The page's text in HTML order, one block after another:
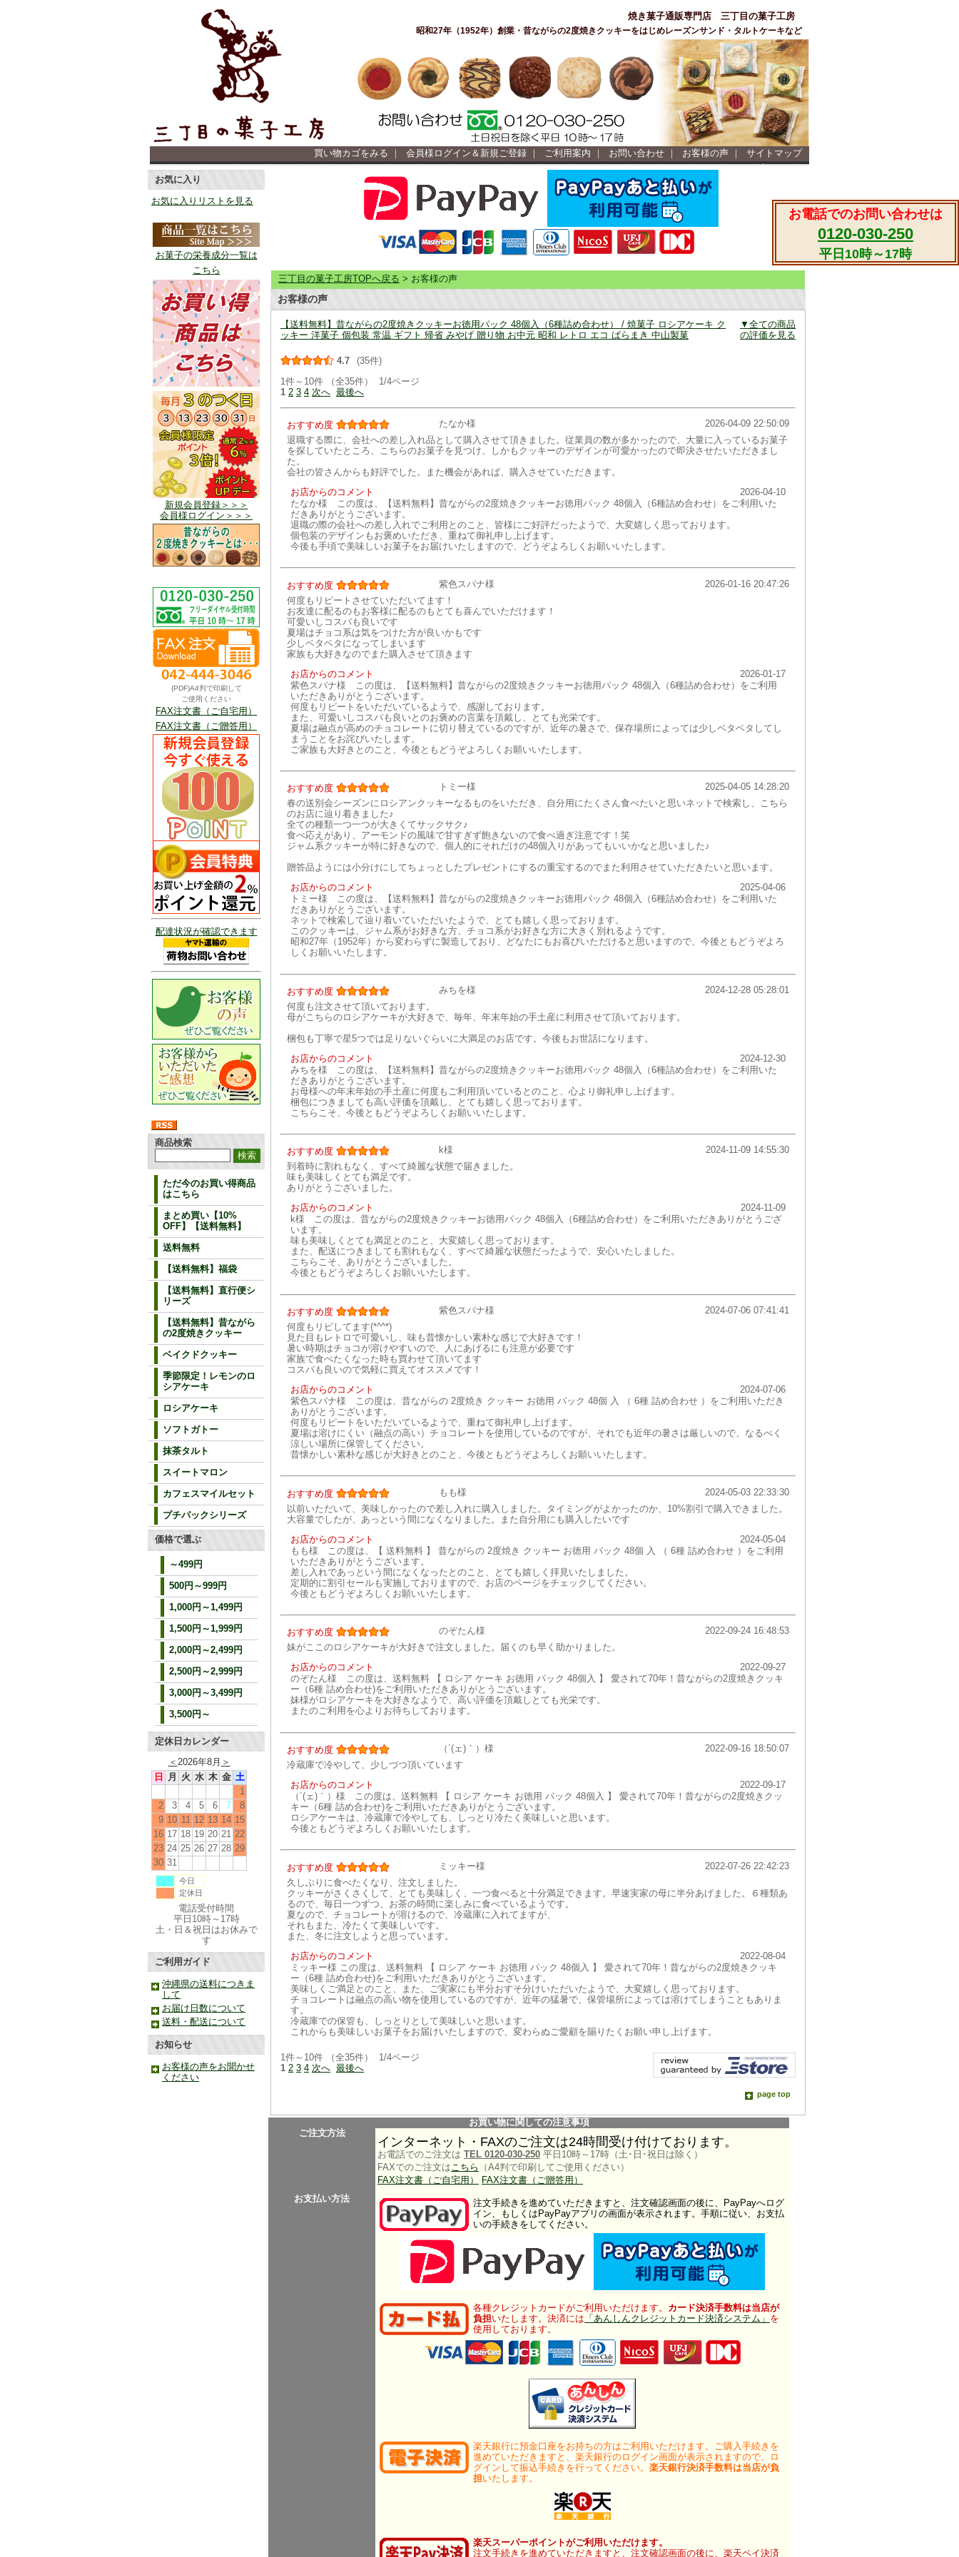
焼き菓子通販専門店 三丁目の菓子工房
昭和27年（1952年）創業・昔ながらの2度焼きクッキーをはじめレーズンサンド・タルトケーキなど
買い物カゴをみる 会員様ログイン＆新規ご登録 ご利用案内 お問い合わせ お客様の声 サイトマップ
お気に入り
お気に入りリストを見る
お菓子の栄養成分一覧は
こちら
新規会員登録＞＞＞
会員様ログイン＞＞＞
(PDF)A4判で印刷して
ご使用ください
FAX注文書（ご自宅用）
FAX注文書（ご贈答用）
配達状況が確認できます
商品検索
ただ今のお買い得商品
はこちら
まとめ買い【10%
OFF】【送料無料】
送料無料
【送料無料】福袋
【送料無料】直行便シ
リーズ
【送料無料】昔ながら
の2度焼きクッキー
ベイクドクッキー
季節限定！レモンのロ
シアケーキ
ロシアケーキ
ソフトガトー
抹茶タルト
スイートマロン
カフェスマイルセット
プチパックシリーズ
価格で選ぶ
～499円
500円～999円
1,000円～1,499円
1,500円～1,999円
2,000円～2,499円
2,500円～2,999円
3,000円～3,499円
3,500円～
定休日カレンダー
＜ 2026年8月 ＞
日
月 火 水 木 金 土
1
2
3 4 5 6 7
8
9 10 11 12 13 14 15
16 17 18 19 20 21 22
23 24 25 26 27 28 29
30 31
今日
定休日
電話受付時間
平日10時～17時
土・日＆祝日はお休みで
す
ご利用ガイド
沖縄県の送料につきま
して
お届け日数について
送料・配送について
お知らせ
お客様の声をお聞かせ
ください
お電話でのお問い合わせは
0120-030-250
平日10時～17時
三丁目の菓子工房TOPへ戻る > お客様の声
お客様の声
【送料無料】昔ながらの2度焼きクッキーお徳用パック 48個入（6種詰め合わせ） / 焼菓子 ロシアケーキ ク
ッキー 洋菓子 個包装 常温 ギフト 帰省 みやげ 贈り物 お中元 昭和 レトロ エコ ばらまき 中山製菓
▼全ての商品
の評価を見る
4.7 (35件)
1件～10件 （全35件） 1/4ページ
1 2 3 4 次へ 最後へ
おすすめ度 たなか様
2026-04-09 22:50:09
退職する際に、会社への差し入れ品として購入させて頂きました。従業員の数が多かったので、大量に入っているお菓子
を探していたところ、こちらのお菓子を見つけ、しかもクッキーのデザインが可愛かったので即決させたいただきまし
た。
会社の皆さんからも好評でした。また機会があれば、購入させていただきます。
お店からのコメント
2026-04-10
たなか様 この度は、【送料無料】昔ながらの2度焼きクッキーお徳用パック 48個入（6種詰め合わせ）をご利用いた
だきありがとうございます。
退職の際の会社への差し入れでご利用とのこと、皆様にご好評だったようで、大変嬉しく思っております。
個包装のデザインもお褒めいただき、重ねて御礼申し上げます。
今後も手頃で美味しいお菓子をお届けいたしますので、どうぞよろしくお願いいたします。
おすすめ度 紫色スパナ様
2026-01-16 20:47:26
何度もリピートさせていただいてます！
お友達に配るのもお客様に配るのもとても喜んでいただけます！
可愛いしコスパも良いです
夏場はチョコ系は気をつけた方が良いかもです
少しベタベタになってしまいます
家族も大好きなのでまた購入させて頂きます
お店からのコメント
2026-01-17
紫色スパナ様 この度は、【送料無料】昔ながらの2度焼きクッキーお徳用パック 48個入（6種詰め合わせ）をご利用
いただきありがとうございます。
何度もリピートをいただいているようで、感謝しております。
また、可愛いしコスパも良いとのお褒めの言葉を頂戴し、とても光栄です。
夏場は融点が高めのチョコレートに切り替えているのですが、近年の暑さで、保存場所によっては少しベタベタしてし
まうことをお詫びいたします。
ご家族も大好きとのこと、今後ともどうぞよろしくお願いいたします。
おすすめ度 トミー様
2025-04-05 14:28:20
春の送別会シーズンにロシアンクッキーなるものをいただき、自分用にたくさん食べたいと思いネットで検索し、こちら
のお店に辿り着きました♪
全ての種類一つ一つが大きくてサックサク♪
食べ応えがあり、アーモンドの風味で甘すぎず飽きないので食べ過ぎ注意です！笑
ジャム系クッキーが特に好きなので、個人的にそれだけの48個入りがあってもいいかなと思いました♪
贈答品ようには小分けにしてちょっとしたプレゼントにするの重宝するのでまた利用させていただきたいと思います。
お店からのコメント
2025-04-06
トミー様 この度は、【送料無料】昔ながらの2度焼きクッキーお徳用パック 48個入（6種詰め合わせ）をご利用いた
だきありがとうございます。
ネットで検索して辿り着いていただいたようで、とても嬉しく思っております。
このクッキーは、ジャム系がお好きな方、チョコ系がお好きな方に大きく別れるようです。
昭和27年（1952年）から変わらずに製造しており、どなたにもお喜びいただけると思いますので、今後ともどうぞよろ
しくお願いいたします。
おすすめ度 みちを様
2024-12-28 05:28:01
何度も注文させて頂いております。
母がこちらのロシアケーキが大好きで、毎年、年末年始の手土産に利用させて頂いております。
梱包も丁寧で星5つでは足りないぐらいに大満足のお店です。今後もお世話になります。
お店からのコメント
2024-12-30
みちを様 この度は、【送料無料】昔ながらの2度焼きクッキーお徳用パック 48個入（6種詰め合わせ）をご利用いた
だきありがとうございます。
お母様への年末年始の手土産に何度もご利用頂いているとのこと、心より御礼申し上げます。
梱包につきましても高い評価を頂戴し、とても嬉しく思っております。
こちらこそ、今後ともどうぞよろしくお願いいたします。
おすすめ度 k様
2024-11-09 14:55:30
到着時に割れもなく、すべて綺麗な状態で届きました。
味も美味しくとても満足です。
ありがとうございました。
お店からのコメント
2024-11-09
k様 この度は、昔ながらの2度焼きクッキーお徳用パック 48個入（6種詰め合わせ）をご利用いただきありがとうござ
います。
味も美味しくとても満足とのこと、大変嬉しく思っております。
また、配送につきましても割れもなく、すべて綺麗な状態だったようで、安心いたしました。
こちらこそ、ありがとうございました。
今後ともどうぞよろしくお願いいたします。
おすすめ度 紫色スパナ様
2024-07-06 07:41:41
何度もリピしてます(*^^*)
見た目もレトロで可愛いし、味も昔懐かしい素朴な感じで大好きです！
暑い時期はチョコが溶けやすいので、人にあげるにも注意が必要です
家族で食べたくなった時も買わせて頂いてます
コスパも良いので気軽に買えてオススメです！
お店からのコメント
2024-07-06
紫色スパナ様 この度は、昔ながらの 2度焼き クッキー お徳用 パック 48個 入 （ 6種 詰め合わせ ）をご利用いただき
ありがとうございます。
何度もリピートをいただいているようで、重ねて御礼申し上げます。
夏場は溶けにくい（融点の高い）チョコレートを使用しているのですが、それでも近年の暑さは厳しいので、なるべく
涼しい場所に保管してください。
昔懐かしい素朴な感じが大好きとのこと、今後ともどうぞよろしくお願いいたします。
おすすめ度 もも様
2024-05-03 22:33:30
以前いただいて、美味しかったので差し入れに購入しました。タイミングがよかったのか、10%割引で購入できました。
大容量でしたが、あっという間になくなりました。また自分用にも購入したいです
お店からのコメント
2024-05-04
もも様 この度は、【 送料無料 】 昔ながらの 2度焼き クッキー お徳用 パック 48個 入 （ 6種 詰め合わせ ）をご利用
いただきありがとうございます。
差し入れであっという間になくなったとのこと、とても嬉しく拝見いたしました。
定期的に割引セールも実施しておりますので、お店のページをチェックしてください。
今後ともどうぞよろしくお願いいたします。
おすすめ度 のぞたん様
2022-09-24 16:48:53
妹がここのロシアケーキが大好きで注文しました。届くのも早く助かりました。
お店からのコメント
2022-09-27
のぞたん様 この度は、送料無料 【 ロシア ケーキ お徳用 パック 48個入 】 愛されて70年！昔ながらの2度焼きクッキ
ー（6種 詰め合わせ)をご利用いただきありがとうございます。
妹様がロシアケーキを大好きなようで、高い評価を頂戴しとても光栄です。
またのご利用を心よりお待ちしております。
おすすめ度 （´(ェ)｀）様
2022-09-16 18:50:07
冷蔵庫で冷やして、少しづつ頂いています
お店からのコメント
2022-09-17
（´(ェ)｀）様 この度は、送料無料 【 ロシア ケーキ お徳用 パック 48個入 】 愛されて70年！昔ながらの2度焼きクッ
キー（6種 詰め合わせ)をご利用いただきありがとうございます。
ロシアケーキは、冷蔵庫で冷やしても、しっとり冷たく美味しいと思います。
今後ともどうぞよろしくお願いいたします。
おすすめ度 ミッキー様
2022-07-26 22:42:23
久しぶりに食べたくなり、注文しました。
クッキーがさくさくして、とても美味しく、一つ食べると十分満足できます。早速実家の母に半分あげました。６種類あ
るので、毎日一つずつ、お茶の時間に楽しみに食べているようです。
夏なので、チョコレートが溶けるので、冷蔵庫に入れてますが、
それもまた、冷たくて美味しいです。
また、冬に注文しようと思っています。
お店からのコメント
2022-08-04
ミッキー様 この度は、送料無料 【 ロシア ケーキ お徳用 パック 48個入 】 愛されて70年！昔ながらの2度焼きクッキ
ー（6種 詰め合わせ)をご利用いただきありがとうございます。
美味しくご満足とのこと、また、ご実家にも半分おすそ分けいただいたようで、大変嬉しく思っております。
チョコレートは融点の高い物を使用しているのですが、近年の猛暑で、保管場所によっては溶けてしまうこともありま
す。
冷蔵庫での保管も、しっとりとして美味しいと思います。
これからも美味しいお菓子をお届けいたしますので、変わらぬご愛顧を賜りたくお願い申し上げます。
1件～10件 （全35件） 1/4ページ
1 2 3 4 次へ 最後へ
page top
お買い物に関しての注意事項
ご注文方法
インターネット・FAXのご注文は24時間受け付けております。
お電話でのご注文は TEL 0120-030-250 平日10時～17時（土･日･祝日は除く）
FAXでのご注文はこちら
（A4判で印刷してご使用ください）
FAX注文書（ご自宅用）
FAX注文書（ご贈答用）
お支払い方法
注文手続きを進めていただきますと、注文確認画面の後に、PayPayへログ
イン、もしくはPayPayアプリの画面が表示されます。手順に従い、お支払
いの手続きをしてください。
各種クレジットカードがご利用いただけます。 カード決済手数料は当店が
負担いたします。決済には 「あんしんクレジットカード決済システム」 を
使用しております。
楽天銀行に預金口座をお持ちの方はご利用いただけます。ご購入手続きを
進めていただきますと、楽天銀行のログイン画面が表示されますので、ロ
グインして振込手続きを行ってください。 楽天銀行決済手数料は当店が負
担いたします。
楽天スーパーポイントがご利用いただけます。
注文手続きを進めていただきますと、注文確認画面の後に、楽天ペイ決済